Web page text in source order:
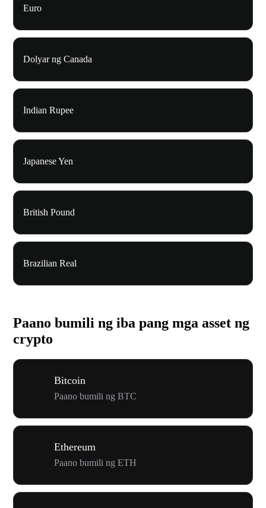
Euro
Dolyar ng Canada
Indian Rupee
Japanese Yen
British Pound
Brazilian Real
Paano bumili ng iba pang mga asset ng
crypto
Bitcoin
Paano bumili ng BTC
Ethereum
Paano bumili ng ETH